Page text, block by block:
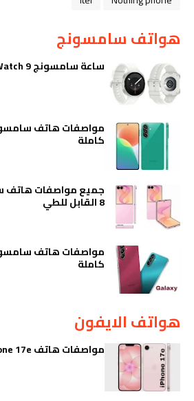
هواتف سامسونج
ساعة سامسونج Galaxy Watch 9 الذكية
كاملة
8 القابل للطي
كاملة
هواتف الايفون
مواصفات هاتف iPhone 17e كاملا